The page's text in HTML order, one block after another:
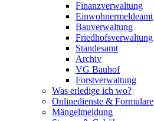
Finanzverwaltung
Einwohnermeldeamt
Bauverwaltung
Friedhofsverwaltung
Standesamt
Archiv
VG Bauhof
Forstverwaltung
Was erledige ich wo?
Onlinedienste & Formulare
Mängelmeldung